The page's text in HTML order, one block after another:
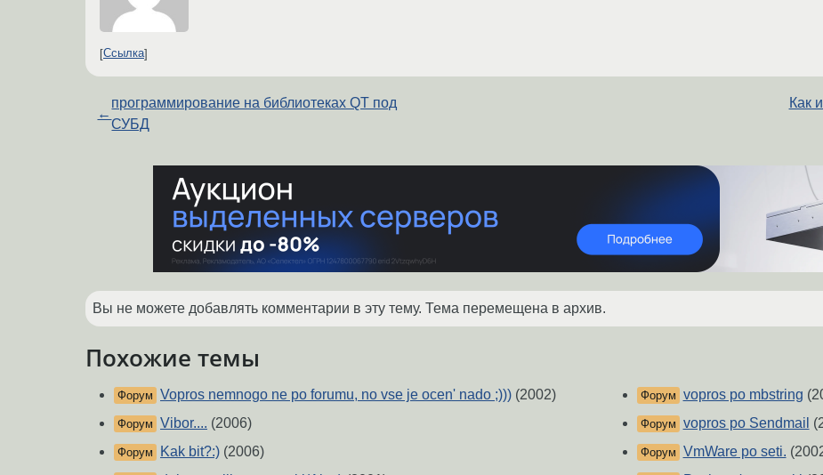
Ссылка
←
программирование на библиотеках QT под
СУБД
Как
Вы не можете добавлять комментарии в эту тему. Тема перемещена в архив.
Похожие темы
Форум Vopros nemnogo ne po forumu, no vse je ocen' nado ;))) (2002)
Форум Vibor.... (2006)
Форум Kak bit?:) (2006)
Форум vopros po mbstring
Форум vopros po Sendmail
Форум VmWare po seti.